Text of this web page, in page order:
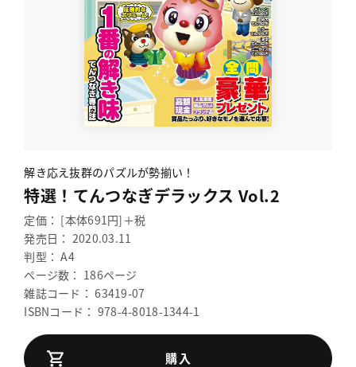
解き応え抜群のパズルが勢揃い！
特選！てんつなぎデラックス Vol.2
定価： [本体691円]＋税
発売日： 2020.03.11
判型： A4
ページ数： 186ページ
雑誌コード： 63419-07
ISBNコード： 978-4-8018-1344-1
購入